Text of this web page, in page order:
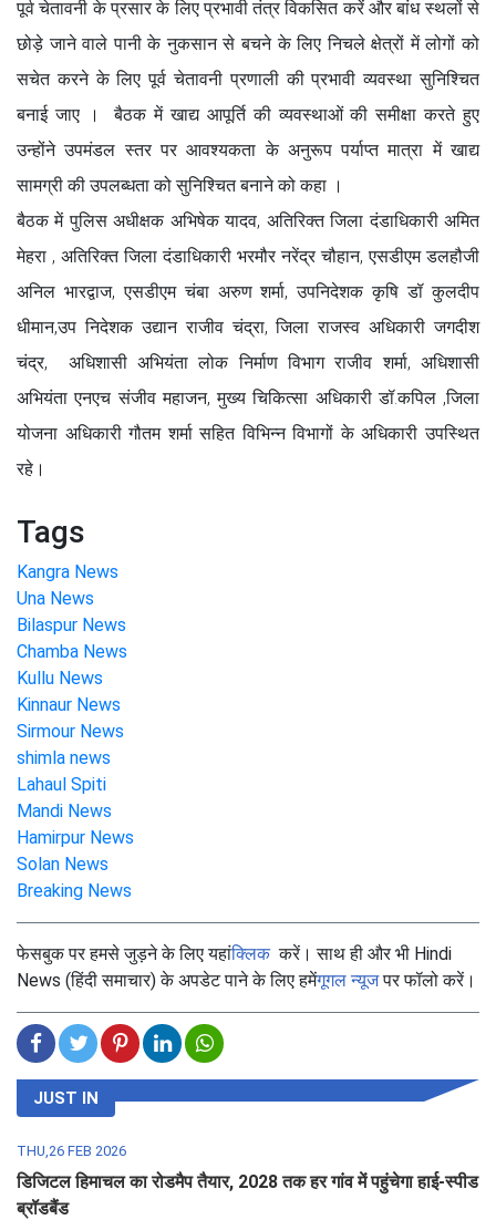
पूर्व चेतावनी के प्रसार के लिए प्रभावी तंत्र विकसित करें और बांध स्थलों से
छोड़े जाने वाले पानी के नुकसान से बचने के लिए निचले क्षेत्रों में लोगों को
सचेत करने के लिए पूर्व चेतावनी प्रणाली की प्रभावी व्यवस्था सुनिश्चित
बनाई जाए । बैठक में खाद्य आपूर्ति की व्यवस्थाओं की समीक्षा करते हुए
उन्होंने उपमंडल स्तर पर आवश्यकता के अनुरूप पर्याप्त मात्रा में खाद्य
सामग्री की उपलब्धता को सुनिश्चित बनाने को कहा ।
बैठक में पुलिस अधीक्षक अभिषेक यादव, अतिरिक्त जिला दंडाधिकारी अमित
मेहरा , अतिरिक्त जिला दंडाधिकारी भरमौर नरेंद्र चौहान, एसडीएम डलहौजी
अनिल भारद्वाज, एसडीएम चंबा अरुण शर्मा, उपनिदेशक कृषि डॉ कुलदीप
धीमान,उप निदेशक उद्यान राजीव चंद्रा, जिला राजस्व अधिकारी जगदीश
चंद्र, अधिशासी अभियंता लोक निर्माण विभाग राजीव शर्मा, अधिशासी
अभियंता एनएच संजीव महाजन, मुख्य चिकित्सा अधिकारी डॉ.कपिल ,जिला
योजना अधिकारी गौतम शर्मा सहित विभिन्न विभागों के अधिकारी उपस्थित
रहे।
Tags
Kangra News
Una News
Bilaspur News
Chamba News
Kullu News
Kinnaur News
Sirmour News
shimla news
Lahaul Spiti
Mandi News
Hamirpur News
Solan News
Breaking News
फेसबुक पर हमसे जुड़ने के लिए यहांक्लिककरें। साथ ही और भी Hindi
News (हिंदी समाचार) के अपडेट पाने के लिए हमेंगूगल न्यूजपर फॉलो करें।
JUST IN
THU,26 FEB 2026
डिजिटल हिमाचल का रोडमैप तैयार, 2028 तक हर गांव में पहुंचेगा हाई-स्पीड
ब्रॉडबैंड